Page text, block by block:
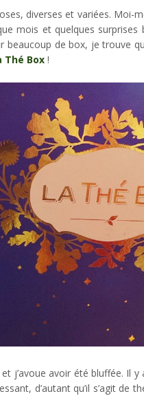
diverses et variées. Moi-
mois et quelques
de box, je trouve
Thé Box !
j’avoue avoir été bluffée. Il
d’autant qu’il s’agit de